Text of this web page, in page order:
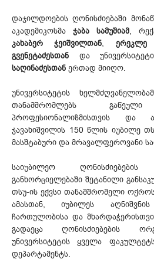
დაჯილდოების ღონისძიებაში
აკადემიკოსმა ჯაბა სამუშიამ,
კახაბერ ჭეიშვილთან, ერეკლე
გვენეტაძესთან და
საღინაძესთან ერთად მიიღო.
უნივერსიტეტის
თანამშრომლებს
პროფესიონალიზმისთვის და
ჯავახიშვილის 150 წლის იუბილე
მასშტაბური და მრავალფეროვანი
საიუბილეო
განხორციელებაში შეტანილი
თსუ-ის ექვსი თანამშრომელი
ამასთან, იუბილეს
ჩართულობისა და
გადაეცა ღონისძიებების
უნივერსიტეტის ყველა
დეპარტამენტს.